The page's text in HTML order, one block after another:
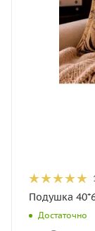
Подушка
Достаточно